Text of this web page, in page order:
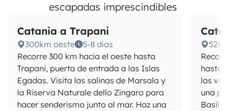
escapadas imprescindibles
Catania a Trapani
300km oeste
5-8 días
Recorre 300 km hacia el oeste hasta
Trapani, puerta de entrada a las Islas
Egadas. Visita las salinas de Marsala y
la Riserva Naturale dello Zingaro para
hacer senderismo junto al mar. Haz una
hasta
las
una